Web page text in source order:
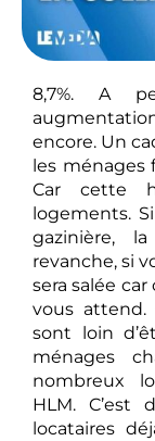
8,7%. A
encore. Un
les ménages
Car cette
logements.
gazinière,
revanche, si
sera salée
vous attend.
sont loin
ménages
nombreux
HLM.
locataires